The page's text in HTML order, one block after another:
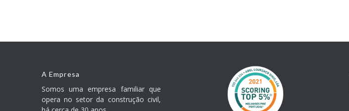
A Empresa
Somos uma empresa familiar que
opera no setor da construção civil,